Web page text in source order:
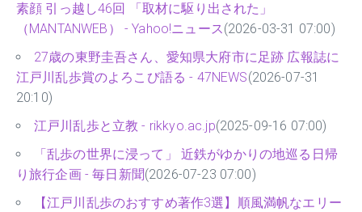
素顔 引っ越し46回 「取材に駆り出された」
（MANTANWEB） - Yahoo!ニュース(2026-03-31 07:00)
27歳の東野圭吾さん、愛知県大府市に足跡 広報誌に
江戸川乱歩賞のよろこび語る - 47NEWS(2026-07-31
20:10)
江戸川乱歩と立教 - rikkyo.ac.jp(2025-09-16 07:00)
「乱歩の世界に浸って」 近鉄がゆかりの地巡る日帰
り旅行企画 - 毎日新聞(2026-07-23 07:00)
【江戸川乱歩のおすすめ著作3選】順風満帆なエリー